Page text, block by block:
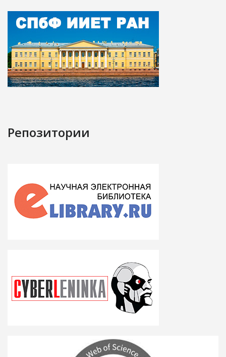
Репозитории